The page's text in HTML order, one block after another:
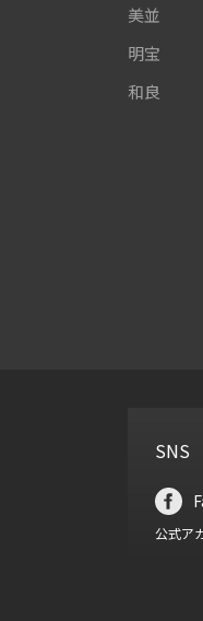
美並
明宝
和良
SNS
公式ア